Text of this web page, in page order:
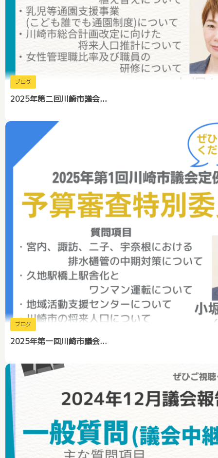
ブログ
2025年第二回川崎市議会...
ブログ
2025年第一回川崎市議会...